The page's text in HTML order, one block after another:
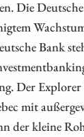
Die
Bank
Der
mit
der kleine